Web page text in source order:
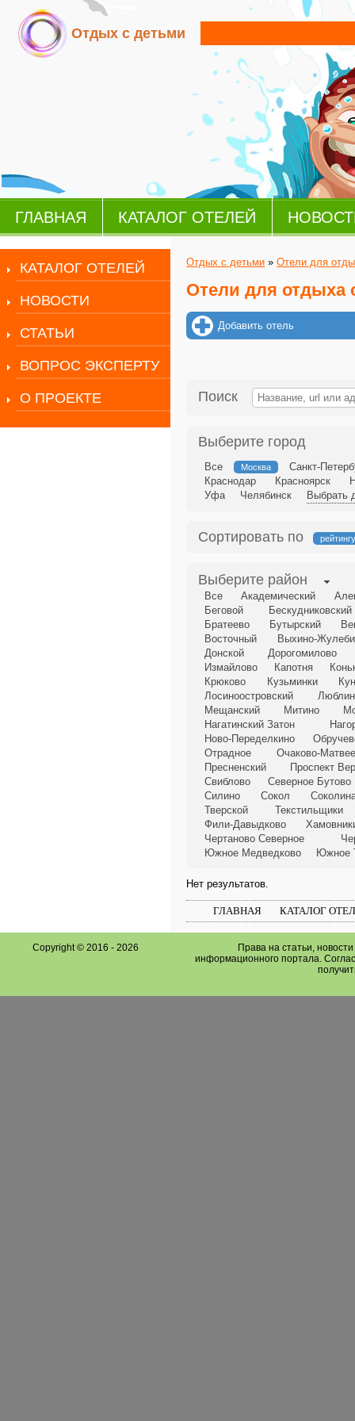
Отдых с детьми
ГЛАВНАЯ КАТАЛОГ ОТЕЛЕЙ
КАТАЛОГ ОТЕЛЕЙ
НОВОСТИ
СТАТЬИ
ВОПРОС ЭКСПЕРТУ
О ПРОЕКТЕ
Отдых с детьми » Отели для
Отели для отдыха
Добавить отель
Поиск
Выберите город
Все Москва
Санкт-
Краснодар
Красноярск
Уфа
Челябинск Выбрать
Сортировать по рейтингу
Выберите район
Все Академический
Беговой
Бескудниковский
Братеево
Бутырский
Восточный
Выхино-
Донской
Дорогомилово
Измайлово
Капотня
Крюково
Кузьминки
Лосиноостровский
Мещанский
Митино
Нагатинский Затон
Ново-Переделкино
Отрадное
Очаково-
Пресненский
Проспект
Свиблово
Северное Бутово
Силино
Сокол
Тверской
Текстильщики
Фили-Давыдково
Чертаново Северное
Южное Медведково
Южное
Нет результатов.
ГЛАВНАЯ КАТАЛОГ
Copyright © 2016 - 2026
Права на статьи,
информационного портала.